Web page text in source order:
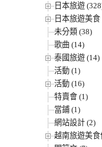
日本旅遊
日本旅遊美食
未分類 (38)
歌曲 (14)
泰國旅遊 (14)
活動 (1)
活動 (16)
特賣會 (1)
當鋪 (1)
網站設計 (2)
越南旅遊美食